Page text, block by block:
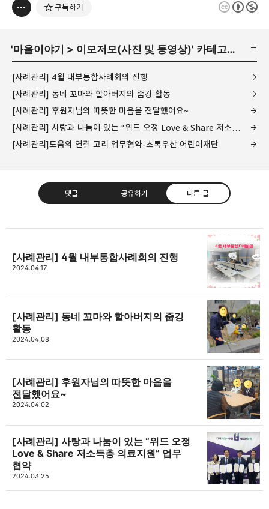
구독하기
'마을이야기 > 이모저모(사진 및 동영상)' 카테고리의 다른 글
[사례관리] 4월 내부통합사례회의 진행
[사례관리] 동네 꼬마와 할아버지의 줍깅 활동
[사례관리] 후원자님의 따뜻한 마음을 전달했어요~
[사례관리] 사랑과 나눔이 있는 “위드 오정 Love & Share 저소득층 의료지원” 업무 협약
[사례관리]도움의 연결 고리 업무협약-초록우산 어린이재단
댓글 공유하기 다른 글
고강종합사회복지관
고강종합사회복지관입니다.
구독하기
[사례관리] 4월 내부통합사례회의 진행
2024.04.17
[사례관리] 동네 꼬마와 할아버지의 줍깅
활동
2024.04.08
[사례관리] 후원자님의 따뜻한 마음을
전달했어요~
2024.04.02
[사례관리] 사랑과 나눔이 있는 “위드 오정
Love & Share 저소득층 의료지원” 업무
협약
2024.03.25